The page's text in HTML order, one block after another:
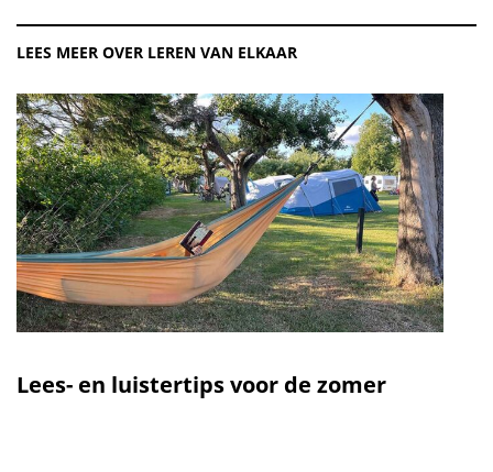
LEES MEER OVER LEREN VAN ELKAAR
Lees- en luistertips voor de zomer